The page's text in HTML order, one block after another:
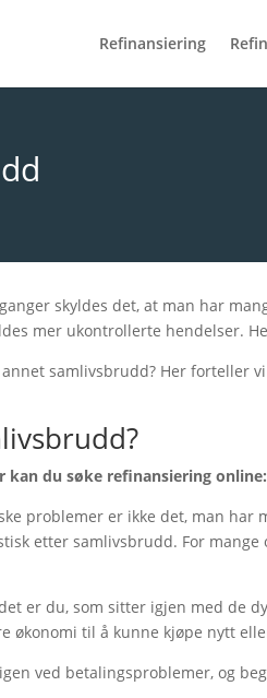
Refinansiering
skyldes det, at man har
mer ukontrollerte hendelser.
samlivsbrudd? Her
kan du søke refinansiering online:
problemer er ikke det, man
etter samlivsbrudd. For
er du, som sitter igjen med de
økonomi til å kunne kjøpe nytt
ved betalingsproblemer, og